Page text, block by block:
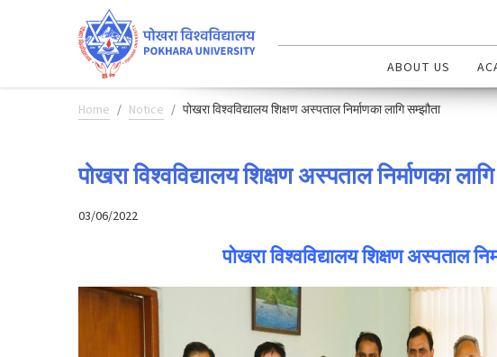
ABOUT US
Home Notice पोखरा विश्वविद्यालय शिक्षण अस्पताल निर्माणका लागि सम्झौता
पोखरा विश्वविद्यालय शिक्षण अस्पताल निर्माणका
03/06/2022
पोखरा विश्वविद्यालय शिक्षण अस्पताल